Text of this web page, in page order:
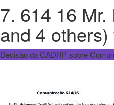
7. 614 16
and 4
Decisão da CADHP sobre